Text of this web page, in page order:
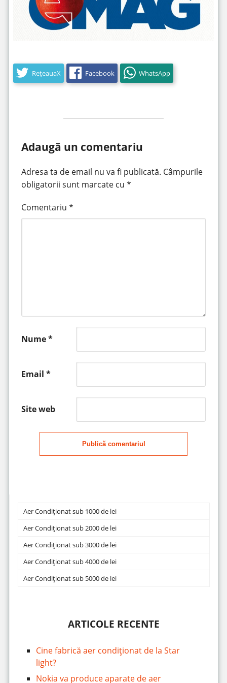
RețeauaX Facebook WhatsApp
Adaugă un comentariu
Adresa ta de email nu va fi publicată. Câmpurile
obligatorii sunt marcate cu *
Comentariu *
Nume*
Email *
Site web
Publică comentariul
Aer Condiționat sub 1000 de lei
Aer Condiționat sub 2000 de lei
Aer Condiționat sub 3000 de lei
Aer Condiționat sub 4000 de lei
Aer Condiționat sub 5000 de lei
ARTICOLE RECENTE
Cine fabrică aer condiționat de la Star
light?
Nokia va produce aparate de aer